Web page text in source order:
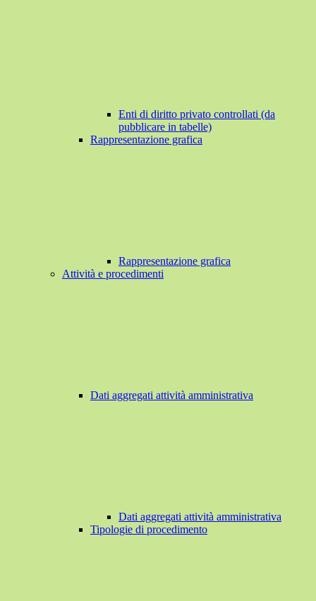
Enti di diritto privato controllati (da
pubblicare in tabelle)
Rappresentazione grafica
Rappresentazione grafica
Attività e procedimenti
Dati aggregati attività amministrativa
Dati aggregati attività amministrativa
Tipologie di procedimento